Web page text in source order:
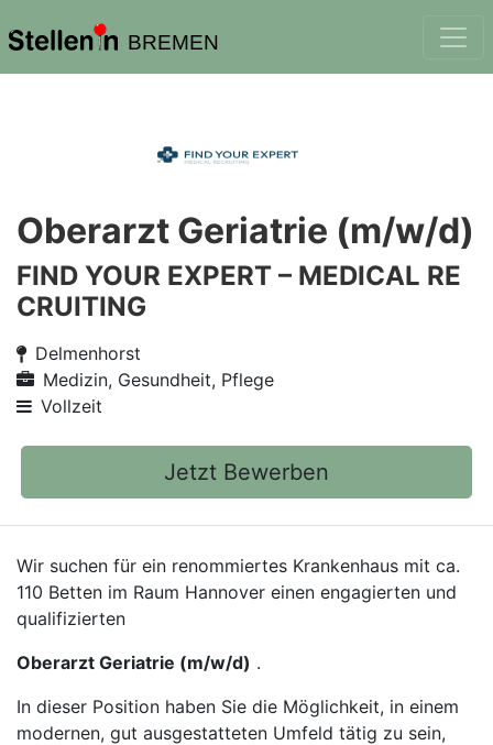
BREMEN
Oberarzt Geriatrie (m/w/d)
FIND YOUR EXPERT – MEDICAL RE
CRUITING
Delmenhorst
Medizin, Gesundheit, Pflege
Vollzeit
Jetzt Bewerben
Wir suchen für ein renommiertes Krankenhaus mit ca.
110 Betten im Raum Hannover einen engagierten und
qualifizierten
Oberarzt Geriatrie (m/w/d) .
In dieser Position haben Sie die Möglichkeit, in einem
modernen, gut ausgestatteten Umfeld tätig zu sein,